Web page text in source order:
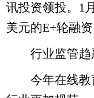
讯投资领投。1
美元的E+轮融
行业监管趋
今年在线教育